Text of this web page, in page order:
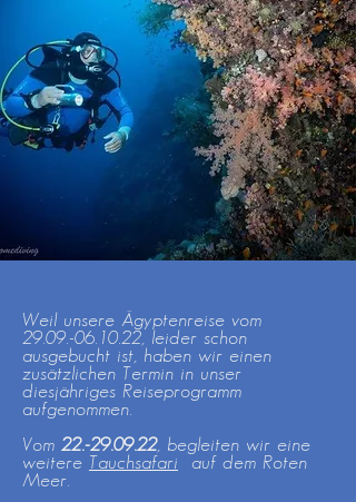
Weil unsere Ägyptenreise vom
29.09.-06.10.22, leider schon
ausgebucht ist, haben wir einen
zusätzlichen Termin in unser
diesjähriges Reiseprogramm
aufgenommen.
Vom 22.-29.09.22, begleiten wir eine
weitere Tauchsafari
auf dem Roten
Meer.